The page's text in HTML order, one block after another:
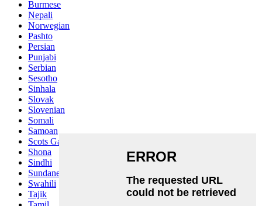
Burmese
Nepali
Norwegian
Pashto
Persian
Punjabi
Serbian
Sesotho
Sinhala
Slovak
Slovenian
Somali
Samoan
Scots Gaelic
Shona
Sindhi
Sundanese
Swahili
Tajik